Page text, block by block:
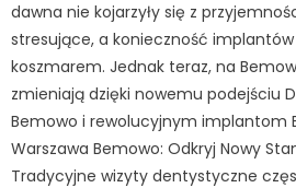
dawna nie kojarzyły się z
stresujące, a konieczność implantów
koszmarem. Jednak teraz, na
zmieniają dzięki nowemu podejściu
Bemowo i rewolucyjnym implantom
Warszawa Bemowo: Odkryj Nowy
Tradycyjne wizyty dentystyczne